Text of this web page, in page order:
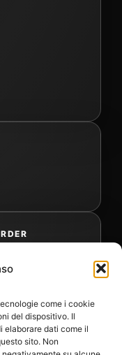
come i cookie
del dispositivo. Il
elaborare dati come il
sito. Non